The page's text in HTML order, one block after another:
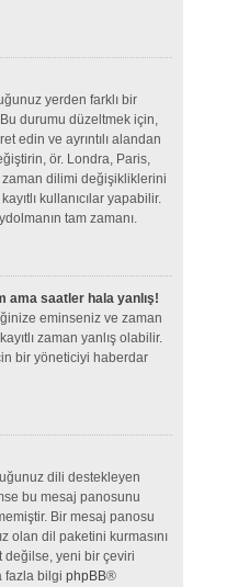
yerden farklı bir
durumu düzeltmek için,
edin ve ayrıntılı alandan
ör. Londra, Paris,
zaman dilimi değişikliklerini
kullanıcılar yapabilir.
tam zamanı.
ama saatler hala yanlış!
eminseniz ve zaman
zaman yanlış olabilir.
bir yöneticiyi haberdar
dili destekleyen
bu mesaj panosunu
Bir mesaj panosu
olan dil paketini kurmasını
değilse, yeni bir çeviri
fazla bilgi phpBB®